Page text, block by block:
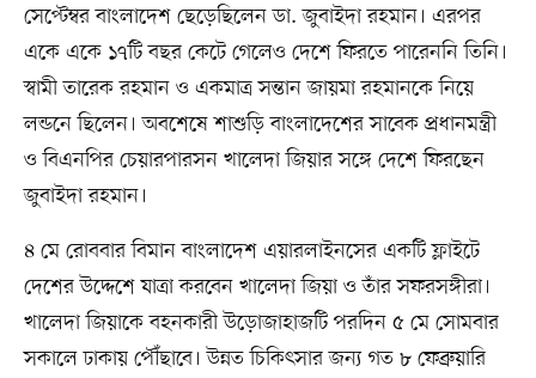
সেপ্টেম্বর বাংলাদেশ ছেড়েছিলেন ডা. জুবাইদা রহমান। এরপর
একে একে ১৭টি বছর কেটে গেলেও দেশে ফিরতে পারেননি তিনি।
স্বামী তারেক রহমান ও একমাত্র সন্তান জায়মা রহমানকে নিয়ে
লন্ডনে ছিলেন। অবশেষে শাশুড়ি বাংলাদেশের সাবেক প্রধানমন্ত্রী
ও বিএনপির চেয়ারপারসন খালেদা জিয়ার সঙ্গে দেশে ফিরছেন
জুবাইদা রহমান।
৪ মে রোববার বিমান বাংলাদেশ এয়ারলাইনসের একটি ফ্লাইটে
দেশের উদ্দেশে যাত্রা করবেন খালেদা জিয়া ও তাঁর সফরসঙ্গীরা।
খালেদা জিয়াকে বহনকারী উড়োজাহাজটি পরদিন ৫ মে সোমবার
সকালে ঢাকায় পৌঁছাবে। উন্নত চিকিৎসার জন্য গত ৮ ফেব্রুয়ারি